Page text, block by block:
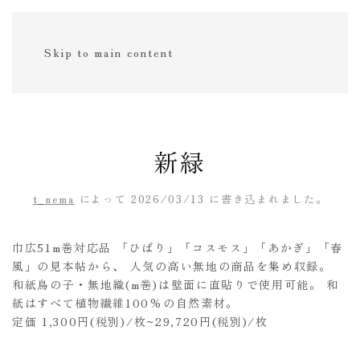
Skip to main content
新緑
t_nema によって 2026/03/13 に書き込まれました。
巾広51m巻対応品 「ひばり」「コスモス」「あかぎ」「春
風」の見本帖から、 人気の高い無地の商品を集め収録。
和紙鳥の子・無地織(m巻)は壁面に直貼りで使用可能。 和
紙はすべて植物繊維100%の自然素材。
定価 1,300円(税別)/枚~29,720円(税別)/枚